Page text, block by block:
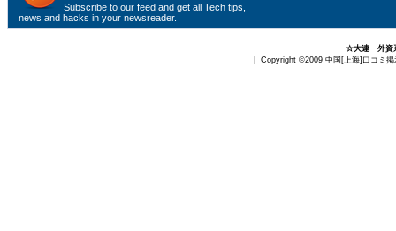
Subscribe to our feed and get all Tech tips,
news and hacks in your newsreader.
☆大連 外資
| Copyright ©2009 中国[上海]口コミ掲